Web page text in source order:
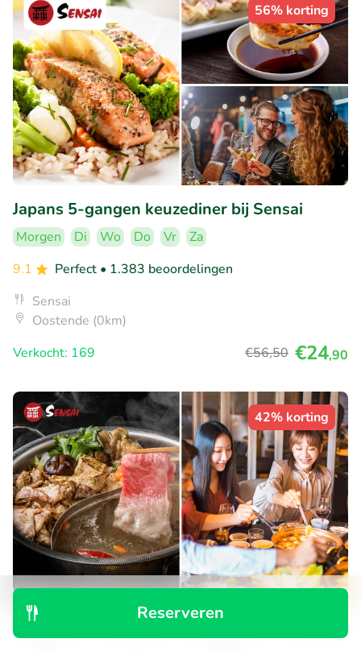
Reserveren
56% korting
Japans 5-gangen keuzediner bij Sensai
Morgen Di Wo Do Vr
Za
9.1
Perfect • 1.383 beoordelingen
Sensai
Oostende (0km)
Verkocht: 169
€56,50 €24,90
42% korting
Japans 2-gangen hotpotdiner bij Sensai